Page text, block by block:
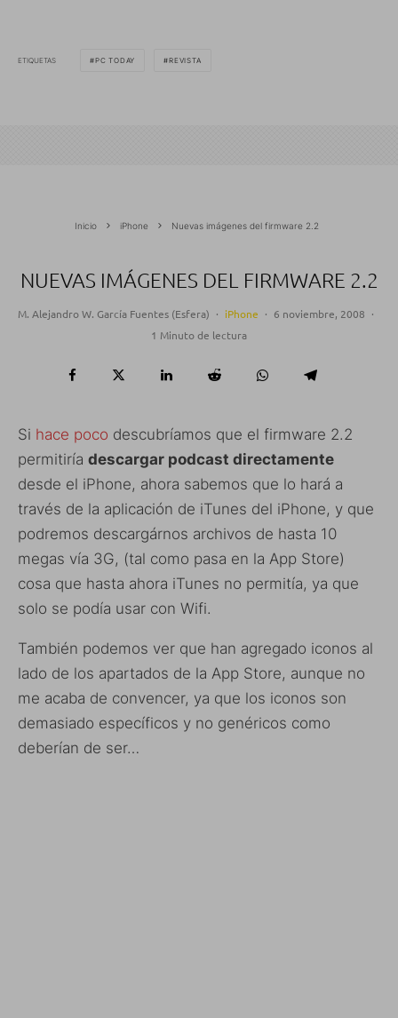
ETIQUETAS PC TODAY REVISTA
Inicio iPhone Nuevas imágenes del firmware 2.2
NUEVAS IMÁGENES DEL FIRMWARE 2.2
M. Alejandro W. García Fuentes (Esfera) · iPhone · 6 noviembre, 2008 ·
1 Minuto de lectura
Si hace poco descubríamos que el firmware 2.2
permitiría descargar podcast directamente
desde el iPhone, ahora sabemos que lo hará a
través de la aplicación de iTunes del iPhone, y que
podremos descargárnos archivos de hasta 10
megas vía 3G, (tal como pasa en la App Store)
cosa que hasta ahora iTunes no permitía, ya que
solo se podía usar con Wifi.
También podemos ver que han agregado iconos al
lado de los apartados de la App Store, aunque no
me acaba de convencer, ya que los iconos son
demasiado específicos y no genéricos como
deberían de ser…